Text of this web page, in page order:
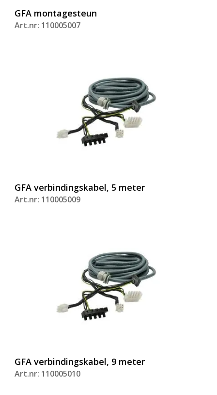
GFA montagesteun
Art.nr: 110005007
GFA verbindingskabel, 5 meter
Art.nr: 110005009
GFA verbindingskabel, 9 meter
Art.nr: 110005010